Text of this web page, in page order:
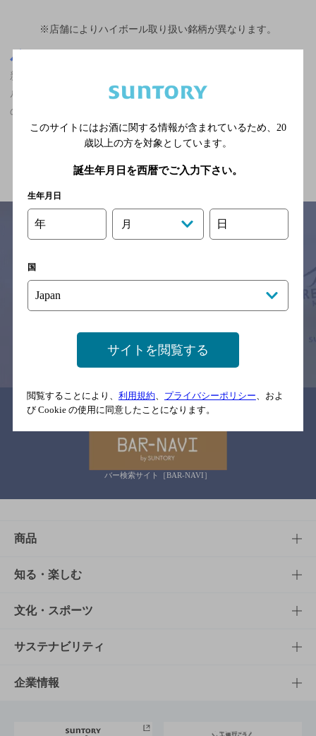
※店舗によりハイボール取り扱い銘柄が異なります。
新橋駅(東京都)周辺500m,居酒屋,ザ・プレミアム・モルツ香るエー
ルが飲める,2人でも個室可,5,000円以上～7,000円未満,飲み放題あり
の神泡達人店
※それぞれのお店のメニューや営業時間などの掲載情報については、
念のためお店にご確認の上ご来店くださいますようお願い申し上げま
情報提供：ぐるなび
関連リンク
バー検索サイト［BAR-NAVI］
商品
商品TOP
商品一覧
商品発売情報
栄養成分一覧
知る・楽しむ
知る・楽しむTOP
キャンペーン
工場見学
文化・スポーツ
文化・スポーツTOP
サントリーホール
サステナビリティ
サステナビリティTOP
企業情報
このサイトにはお酒に関する情報が含まれているため、 20
歳以上の方を対象としています。
誕生年月日を西暦でご入力下さい。
生年月日
年 月 日
国
サイトを閲覧する
閲覧することにより、 利用規約、 プライバシーポリシー、およ
び Cookie の使用に同意したことになります。